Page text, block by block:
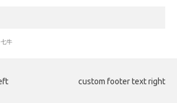
七牛
custom footer text right